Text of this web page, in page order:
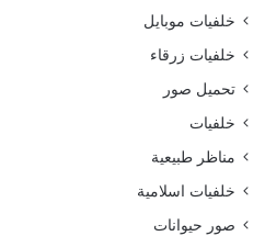
خلفيات موبايل
خلفيات زرقاء
تحميل صور
خلفيات
مناظر طبيعية
خلفيات اسلامية
صور حيوانات